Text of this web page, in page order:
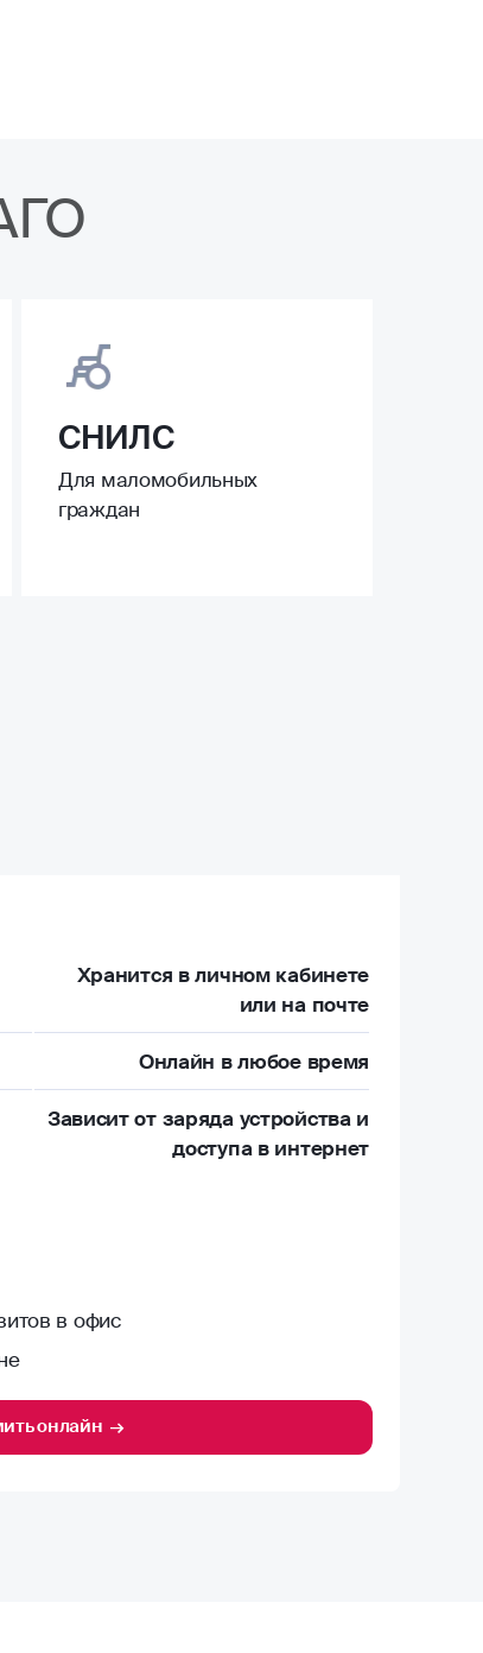
СНИЛС
Для маломобильных
граждан
Хранится в личном кабинете
или на почте
Онлайн в любое время
Зависит от заряда устройства и
доступа в интернет
в офис
онлайн